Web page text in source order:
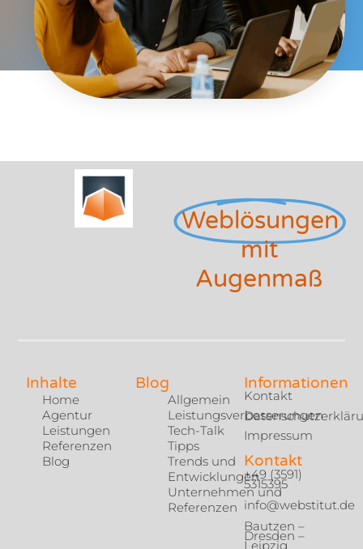
Weblösungen
mit
Augenmaß
Inhalte
Home
Agentur
Leistungen
Referenzen
Blog
Blog
Allgemein
Leistungsverbesserungen
Tech-Talk
Tipps
Trends und
Entwicklungen
Unternehmen und
Referenzen
Informationen
Kontakt
Impressum
Kontakt
+49 (3591)
5315395
info@webstitut.de
Bautzen –
Dresden –
Leipzig